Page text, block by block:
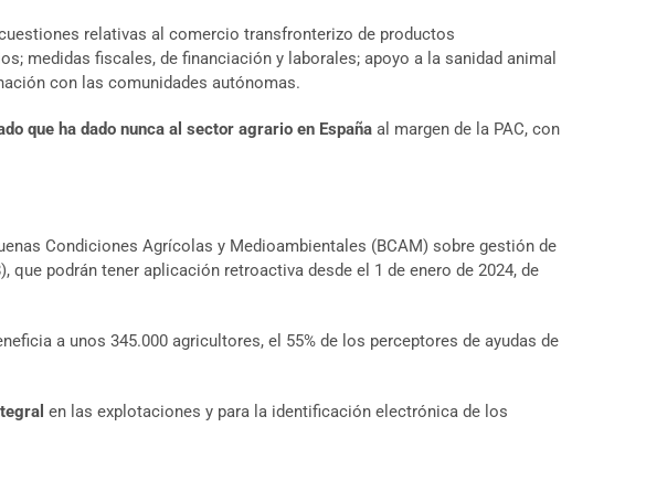
relativas al comercio transfronterizo de productos
medidas fiscales, de financiación y laborales; apoyo a la sanidad animal
con las comunidades autónomas.
que ha dado nunca al sector agrario en España al margen de la PAC, con
Condiciones Agrícolas y Medioambientales (BCAM) sobre gestión de
que podrán tener aplicación retroactiva desde el 1 de enero de 2024, de
a unos 345.000 agricultores, el 55% de los perceptores de ayudas de
en las explotaciones y para la identificación electrónica de los